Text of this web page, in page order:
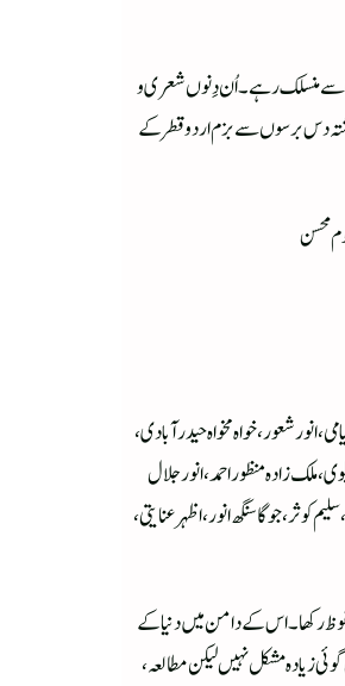
میں انور آفاقی کا قیام پانچ برسوں تک رہا۔ وہ جب تک یہاں رہے خلیج کی قدیم ترین اردو ادبی تنظیم ” بزمِ اردو قطر” جس کا قیام 1959 میں ہوا تھا سے منسلک رہے ۔ اُن دِنوں شعری و
گذشتہ دس برسوں سے بزم اردو قطر کے
محسن
انور شعور ، خواہ مخواہ حیدرآبادی ،
، ملک زادہ منظور احمد ، انور جلال
، جوگا سنگھ انور ، اظہر عنایتی ،
رکھا ۔ اس کے دامن میں دنیا کے
زیادہ مشکل نہیں لیکن مطالعہ ،